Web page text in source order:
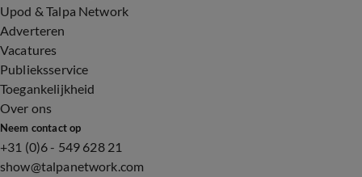
Upod & Talpa Network
Adverteren
Vacatures
Publieksservice
Toegankelijkheid
Over ons
Neem contact op
+31 (0)6 - 549 628 21
show@talpanetwork.com